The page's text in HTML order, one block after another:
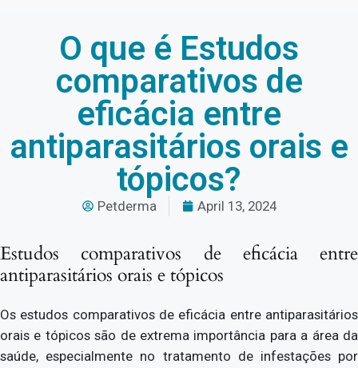
O que é Estudos
comparativos de
eficácia entre
antiparasitários orais e
tópicos?
Petderma April 13, 2024
Estudos comparativos de eficácia entre
antiparasitários orais e tópicos
Os estudos comparativos de eficácia entre antiparasitários
orais e tópicos são de extrema importância para a área da
saúde, especialmente no tratamento de infestações por